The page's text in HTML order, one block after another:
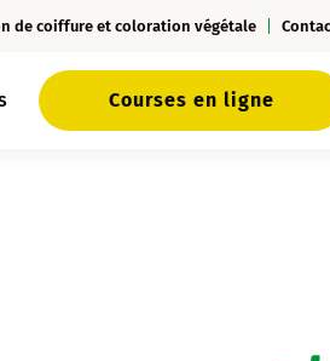
de coiffure et coloration végétale
Courses en ligne